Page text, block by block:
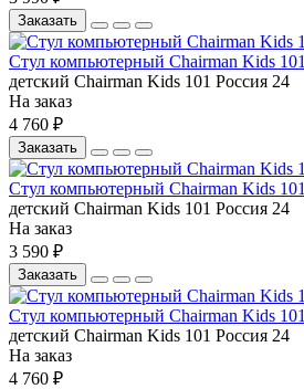
Заказать
Стул компьютерный Chairman Kids 101
детский Chairman Kids 101 Россия 24
На заказ
4 760 ₽
Заказать
Стул компьютерный Chairman Kids 101
детский Chairman Kids 101 Россия 24
На заказ
3 590 ₽
Заказать
Стул компьютерный Chairman Kids 101
детский Chairman Kids 101 Россия 24
На заказ
4 760 ₽